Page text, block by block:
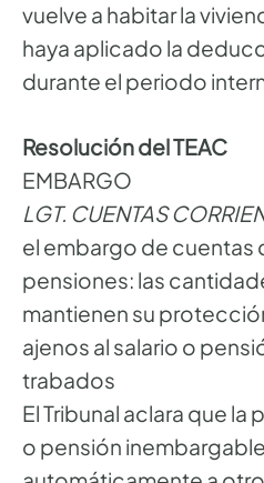
vuelve a habitar la
haya aplicado la
durante el periodo
Resolución del TEAC
EMBARGO
LGT. CUENTAS
el embargo de cuentas
pensiones: las
mantienen su
ajenos al salario o
trabados
El Tribunal aclara que
o pensión